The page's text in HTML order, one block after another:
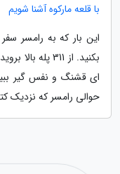
با قلعه مارکوه آشنا شویم
این بار که به رامسر
بکنید. از 311
ای قشنگ و نفس گیر
حوالی رامسر که نزدیک